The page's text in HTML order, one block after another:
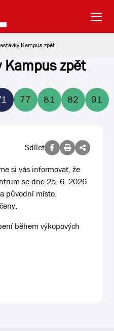
Kampus zpět
Kampus zpět
77 81 82 91
Sdílet
si vás informovat, že
se dne 25. 6. 2026
původní místo.
během výkopových